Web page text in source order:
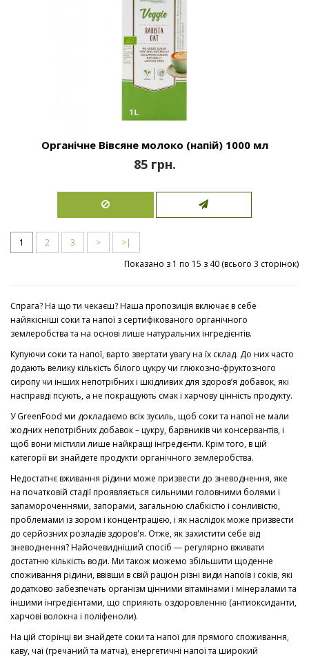
Органічне Вівсяне молоко (напій) 1000 мл
85 грн.
1 2 3 >
>|
Показано з 1 по 15 з 40 (всього 3 сторінок)
Спрага? На що ти чекаєш? Наша пропозиція включає в себе
найякісніші соки та напої з сертифікованого органічного
землеробства та на основі лише натуральних інгредієнтів.
Купуючи соки та напої, варто звертати увагу на їх склад. До них часто
додають велику кількість білого цукру чи глюкозно-фруктозного
сиропу чи інших непотрібних і шкідливих для здоров’я добавок, які
насправді псують, а не покращують смак і харчову цінність продукту.
У GreenFood ми докладаємо всіх зусиль, щоб соки та напої не мали
жодних непотрібних добавок – цукру, барвників чи консервантів, і
щоб вони містили лише найкращі інгредієнти. Крім того, в цій
категорії ви знайдете продукти органічного землеробства.
Недостатнє вживання рідини може призвести до зневоднення, яке
на початковій стадії проявляється сильними головними болями і
запамороченнями, запорами, загальною слабкістю і сонливістю,
проблемами із зором і концентрацією, і як наслідок може призвести
до серйозних розладів здоров'я. Отже, як захистити себе від
зневоднення? Найочевидніший спосіб — регулярно вживати
достатню кількість води. Ми також можемо збільшити щоденне
споживання рідини, ввівши в свій раціон різні види напоїв і соків, які
додатково забезпечать організм цінними вітамінами і мінералами та
іншими інгредієнтами, що сприяють оздоровленню (антиоксиданти,
харчові волокна і поліфеноли).
На цій сторінці ви знайдете соки та напої для прямого споживання,
каву, чаї (гречаний та матча), енергетичні напої та широкий